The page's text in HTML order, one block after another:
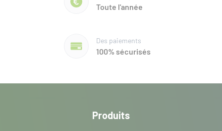
Toute l'année
Des paiements
100% sécurisés
Produits